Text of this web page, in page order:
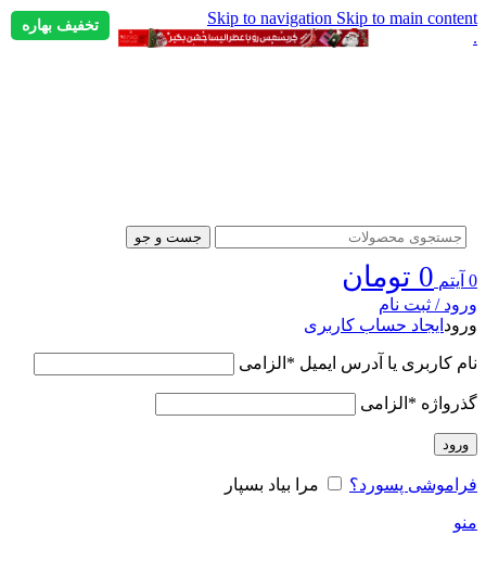
Skip to navigation Skip to main content
.
جست و جو
0 آیتم 0 تومان
ورود / ثبت نام
ورود ایجاد حساب کاربری
نام کاربری یا آدرس ایمیل * الزامی
گذرواژه * الزامی
ورود
فراموشی پسورد؟ مرا بیاد بسپار
منو
تخفیف بهاره